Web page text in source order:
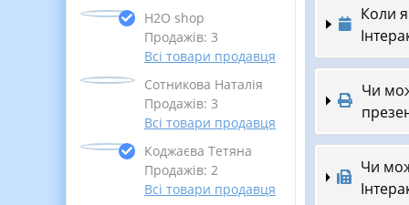
Н2О shop
Продажів: 3
Всі товари продавця
Сотникова Наталія
Продажів: 3
Всі товари продавця
Коджаєва Тетяна
Продажів: 2
Всі товари продавця
Коли
Чи
Чи